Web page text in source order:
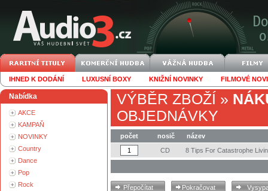
IHNED K DODÁNÍ LUXUSNÍ BOXY KNIŽNÍ NOVINKY FILMOVÉ
Nabídka
AKCE
KAMPAŇ
NOVINKY
Country
Dance
Pop
Rock
VÝBĚR ZBOŽÍ »
OBJEDNÁVKY
počet nosič
název
CD
8 Tips For Catastrophe